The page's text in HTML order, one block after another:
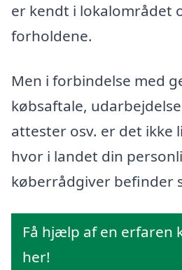
er kendt i lokalområdet
forholdene.
Men i forbindelse med
købsaftale,
attester osv. er det ikke
hvor i landet din
køberrådgiver befinder
Få hjælp af en erfaren
her!